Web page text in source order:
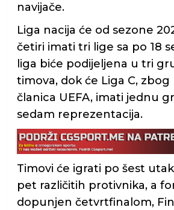
navijače.
Liga nacija će od sezone
četiri imati tri lige sa po 18
liga biće podijeljena u tri
timova, dok će Liga C,
članica UEFA, imati jednu
sedam reprezentacija.
Timovi će igrati po šest
pet različitih protivnika, a
dopunjen četvrtfinalom,